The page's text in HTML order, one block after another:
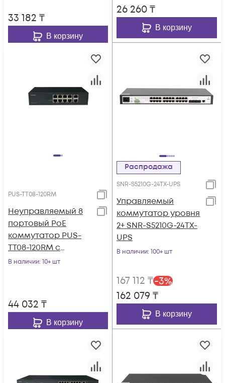
33 182 ₸
В корзину
26 260₸
В корзину
PUS-TT08-120RM
Неуправляемый 8
портовый PoE
коммутатор PUS-
TT08-120RM с
возможностью
В наличии: 10+ шт
44 032 ₸
В корзину
Распродажа
SNR-S5210G-24TX-UPS
Управляемый
коммутатор уровня
2+ SNR-S5210G-24TX-
UPS
В наличии: 100+ шт
167 112 ₸-3%
162 079 ₸
В корзину